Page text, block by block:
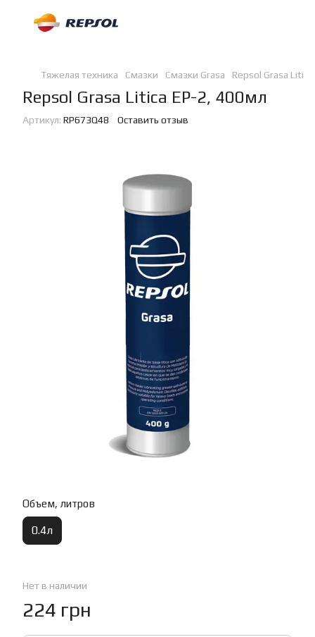
Тяжелая техника Смазки Смазки Grasa Repsol Grasa
Repsol Grasa Litica EP-2, 400мл
Артикул: RP673Q48 Оставить отзыв
Объем, литров
0.4л
Нет в наличии
224 грн